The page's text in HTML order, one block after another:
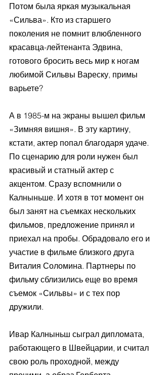
Потом была яркая музыкальная
«Сильва». Кто из старшего
поколения не помнит влюбленного
красавца-лейтенанта Эдвина,
готового бросить весь мир к ногам
любимой Сильвы Вареску, примы
варьете?
А в 1985-м на экраны вышел фильм
«Зимняя вишня». В эту картину,
кстати, актер попал благодаря удаче.
По сценарию для роли нужен был
красивый и статный актер с
акцентом. Сразу вспомнили о
Калныньше. И хотя в тот момент он
был занят на съемках нескольких
фильмов, предложение принял и
приехал на пробы. Обрадовало его и
участие в фильме близкого друга
Виталия Соломина. Партнеры по
фильму сблизились еще во время
съемок «Сильвы» и с тех пор
дружили.
Ивар Калныньш сыграл дипломата,
работающего в Швейцарии, и считал
свою роль проходной, между